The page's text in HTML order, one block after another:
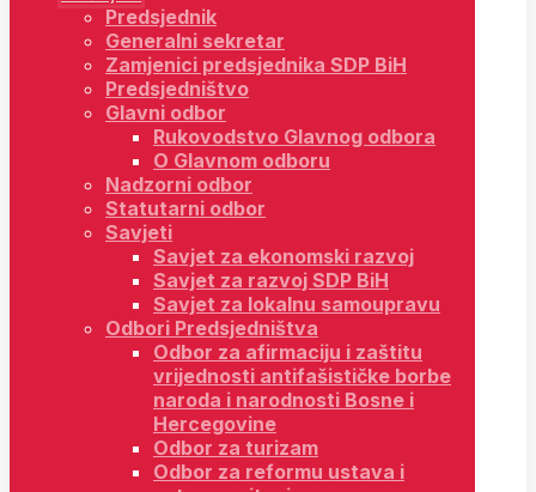
Predsjednik
Generalni sekretar
Zamjenici predsjednika SDP BiH
Predsjedništvo
Glavni odbor
Rukovodstvo Glavnog odbora
O Glavnom odboru
Nadzorni odbor
Statutarni odbor
Savjeti
Savjet za ekonomski razvoj
Savjet za razvoj SDP BiH
Savjet za lokalnu samoupravu
Odbori Predsjedništva
Odbor za afirmaciju i zaštitu
vrijednosti antifašističke borbe
naroda i narodnosti Bosne i
Hercegovine
Odbor za turizam
Odbor za reformu ustava i